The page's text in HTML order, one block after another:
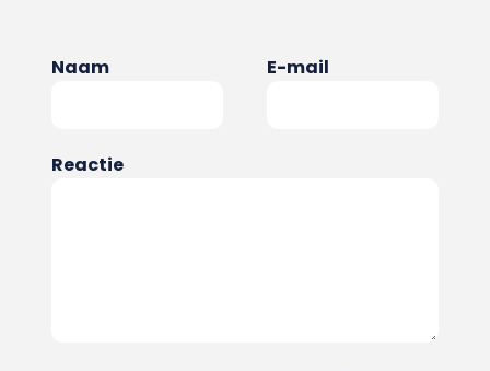
Naam E-mail
Reactie